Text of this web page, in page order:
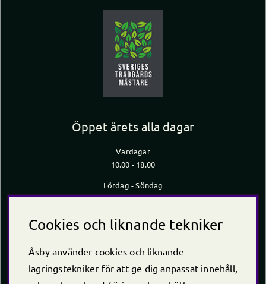
Öppet årets alla dagar
Vardagar
10.00 - 18.00
Lördag - Söndag
10.00 - 16.00
*Caféet stänger 30 min innan butiken stänger
E-post:info@asby.nu
Cookies och liknande tekniker
Åsby använder cookies och liknande
lagringstekniker för att ge dig anpassat innehåll,